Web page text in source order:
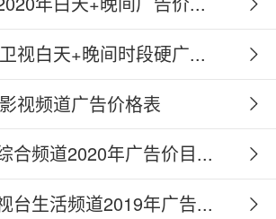
视白天+晚间时段硬广...
视频道广告价格表
合频道2020年广告价目...
台生活频道2019年广告...